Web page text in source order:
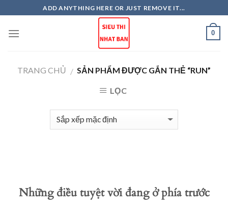
to
content
ADD ANYTHING HERE OR JUST REMOVE IT...
0
TRANG CHỦ / SẢN PHẨM ĐƯỢC GẮN THẺ “RUN”
LỌC
Những điều tuyệt vời đang ở phía trước